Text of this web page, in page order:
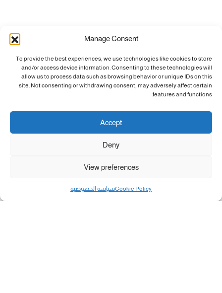
Manage Consent
To provide the best experiences, we use technologies like cookies to store
and/or access device information. Consenting to these technologies will
allow us to process data such as browsing behavior or unique IDs on this
site. Not consenting or withdrawing consent, may adversely affect certain
features and functions.
Accept
Deny
View preferences
Cookie Policyسياسة الخصوصية مال و أعمال